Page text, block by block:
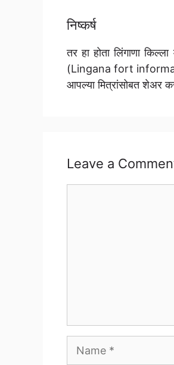
निष्कर्ष
तर हा होता लिंगाणा
(Lingana fort
आपल्या मित्रांसोबत शेअर
Leave a